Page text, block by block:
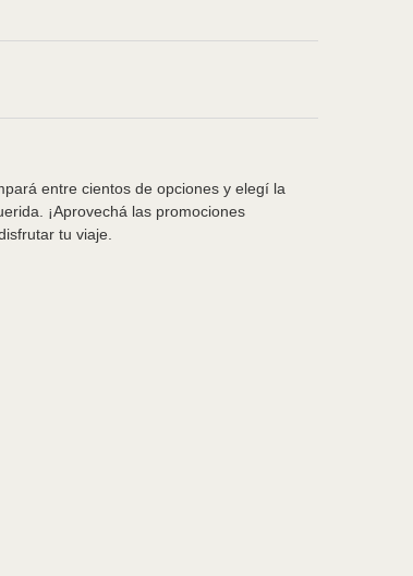
entre cientos de opciones y elegí la
¡Aprovechá las promociones
tu viaje.